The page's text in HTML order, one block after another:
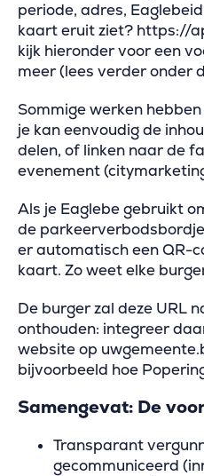
periode, adres,
kaart eruit ziet? https://
kijk hieronder voor een
meer (lees verder onder
Sommige werken
je kan eenvoudig de
delen, of linken naar de
evenement
Als je Eaglebe gebruikt
de
er automatisch een QR-
kaart. Zo weet elke
De burger zal deze URL
onthouden: integreer
website op
bijvoorbeeld hoe
Samengevat: De
Transparant
gecommuniceerd